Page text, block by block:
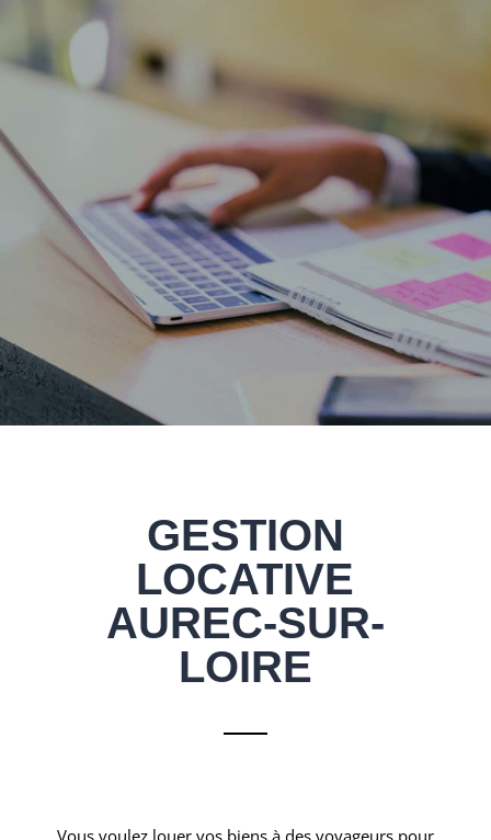
GESTION
LOCATIVE
AUREC-SUR-
LOIRE
Vous voulez louer vos biens à des voyageurs pour